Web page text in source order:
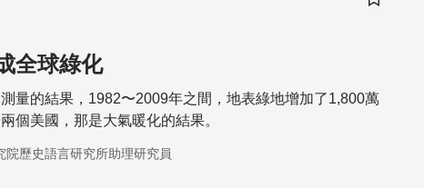
儲存書籤
全球綠化
量的結果，1982〜2009年之間，地表綠地增加了1,800萬
個美國，那是大氣暖化的結果。
院歷史語言研究所助理研究員